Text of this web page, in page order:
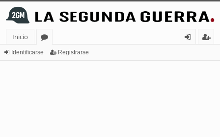
Inicio
or
Identificarse Registrarse